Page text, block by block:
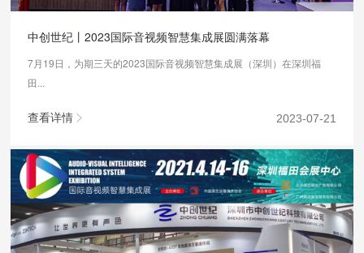
中创世纪丨2023国际音视频智慧集成展圆满落幕
7月19日，为期三天的2023国际音视频智慧集成展（深圳）在深圳福
田...
2023-07-21
查看详情